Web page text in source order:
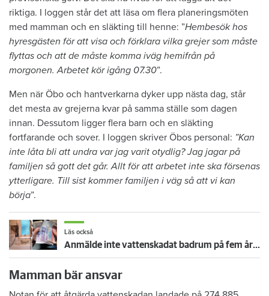
riktiga. I loggen står det att läsa om flera planeringsmöten
med mamman och en släkting till henne: ”Hembesök hos
hyresgästen för att visa och förklara vilka grejer som måste
flyttas och att de måste komma iväg hemifrån på
morgonen. Arbetet kör igång 07.30”.
Men när Öbo och hantverkarna dyker upp nästa dag, står
det mesta av grejerna kvar på samma ställe som dagen
innan. Dessutom ligger flera barn och en släkting
fortfarande och sover. I loggen skriver Öbos personal: ”Kan
inte låta bli att undra var jag varit otydlig? Jag jagar på
familjen så gott det går. Allt för att arbetet inte ska försenas
ytterligare. Till sist kommer familjen i väg så att vi kan
börja”.
Läs också
Anmälde inte vattenskadat badrum på fem år – krävs på 125 000 kronor
Mamman bär ansvar